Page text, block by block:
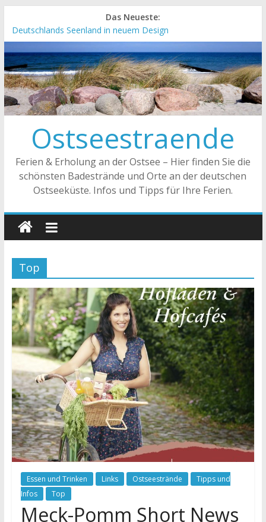
Das Neueste:
Meck-Pomm Short News Januar
Deutschlands Seenland in neuem Design
„Kellenhusen nach Hause bestellen“ Neuer Online-Shop
verfügbar
Neue Camping-Broschüre der Ostsee Schleswig-Holstein
Neues Urlaubsmagazin für Mecklenburg-Vorpommern
erschienen
Ostseestraende
Ferien & Erholung an der Ostsee – Hier finden Sie die
schönsten Badestrände und Orte an der deutschen
Ostseeküste. Infos und Tipps für Ihre Ferien.
Top
Essen und Trinken Links Ostseestrände
Tipps und
Infos
Top
Meck-Pomm Short News